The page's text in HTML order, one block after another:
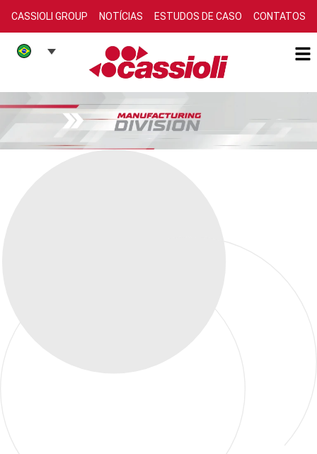
CASSIOLI GROUP NOTÍCIAS ESTUDOS DE CASO CONTATOS